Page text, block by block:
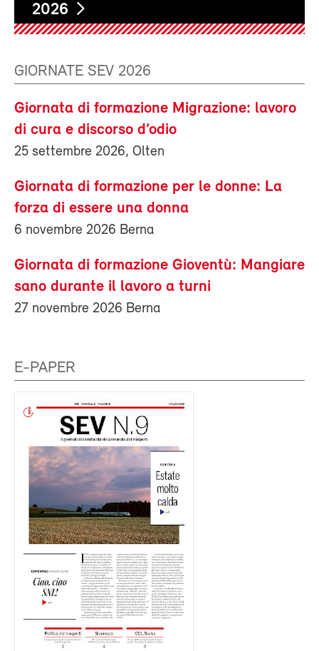
2026
GIORNATE SEV 2026
Giornata di formazione Migrazione: lavoro
di cura e discorso d’odio
25 settembre 2026, Olten
Giornata di formazione per le donne: La
forza di essere una donna
6 novembre 2026 Berna
Giornata di formazione Gioventù: Mangiare
sano durante il lavoro a turni
27 novembre 2026 Berna
E-PAPER